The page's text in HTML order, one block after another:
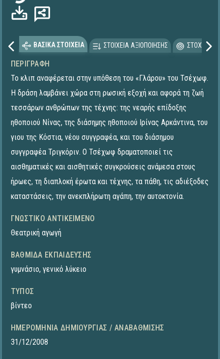
ΒΑΣΙΚΑ ΣΤΟΙΧΕΙΑ ΣΤΟΙΧΕΙΑ ΑΞΙΟΠΟΙΗΣΗΣ
ΠΕΡΙΓΡΑΦΉ
Το κλιπ αναφέρεται στην υπόθεση του «Γλάρου» του Τσέχωφ.
Η δράση λαμβάνει χώρα στη ρωσική εξοχή και αφορά τη ζωή
τεσσάρων ανθρώπων της τέχνης: της νεαρής επίδοξης
ηθοποιού Νίνας, της διάσημης ηθοποιού Ιρίνας Αρκάντινα, του
γιου της Κόστια, νέου συγγραφέα, και του διάσημου
συγγραφέα Τριγκόριν. Ο Τσέχωφ δραματοποιεί τις
αισθηματικές και αισθητικές συγκρούσεις ανάμεσα στους
ήρωες, τη διαπλοκή έρωτα και τέχνης, τα πάθη, τις αδιέξοδες
καταστάσεις, την ανεκπλήρωτη αγάπη, την αυτοκτονία.
ΓΝΩΣΤΙΚΌ ΑΝΤΙΚΕΊΜΕΝΟ
Θεατρική αγωγή
ΒΑΘΜΊΔΑ ΕΚΠΑΊΔΕΥΣΗΣ
γυμνάσιο, γενικό λύκειο
ΤΎΠΟΣ
βίντεο
ΗΜΕΡΟΜΗΝΊΑ ΔΗΜΙΟΥΡΓΊΑΣ / ΑΝΑΒΆΘΜΙΣΗΣ
31/12/2008